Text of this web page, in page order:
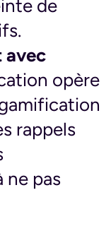
de
avec
opère
rappels
ne pas